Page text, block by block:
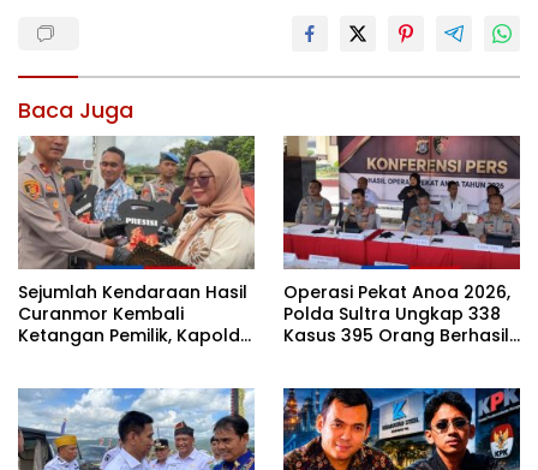
Baca Juga
Sejumlah Kendaraan Hasil
Curanmor Kembali
Ketangan Pemilik, Kapolda
Operasi Pekat Anoa 2026,
Polda Sultra Ungkap 338
Kasus 395 Orang Berhasil